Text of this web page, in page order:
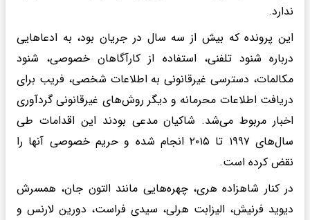
ندارد.
این پرونده که بیش از سه سال در جریان بود، به ادعاهایی
درباره شنود تلفنی، استفاده از کارآگاهان خصوصی، شنود
مکالمات، دسترسی غیرقانونی به اطلاعات شخصی، فریب برای
دریافت اطلاعات محرمانه و دیگر روش‌های غیرقانونی گردآوری
اخبار مربوط می‌شد. شاکیان مدعی بودند این اقدامات طی
سال‌های ۱۹۹۷ تا ۲۰۱۵ انجام شده و حریم خصوصی آنها را
نقض کرده است.
در کنار شاهزاده هری، چهره‌هایی مانند التون جان، همسرش
دیوید فرنیش، الیزابت هرلی، سیدی فراست، دورین لارنس و